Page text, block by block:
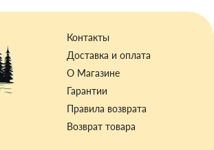
Контакты
Доставка и оплата
О Магазине
Гарантии
Правила возврата
Возврат товара